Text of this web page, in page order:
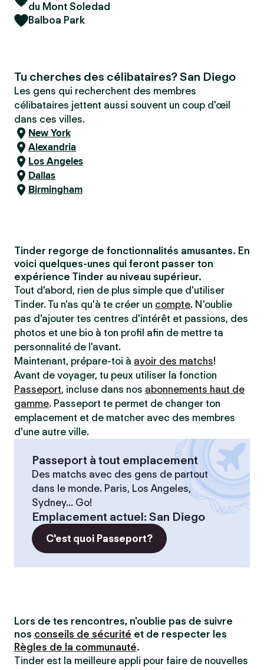
du Mont Soledad
Balboa Park
Tu cherches des célibataires? San Diego
Les gens qui recherchent des membres
célibataires jettent aussi souvent un coup d'œil
dans ces villes.
New York
Alexandria
Los Angeles
Dallas
Birmingham
Tinder regorge de fonctionnalités amusantes. En
voici quelques-unes qui feront passer ton
expérience Tinder au niveau supérieur.
Tout d'abord, rien de plus simple que d'utiliser
Tinder. Tu n'as qu'à te créer un compte. N'oublie
pas d'ajouter tes centres d'intérêt et passions, des
photos et une bio à ton profil afin de mettre ta
personnalité de l'avant.
Maintenant, prépare-toi à avoir des matchs!
Avant de voyager, tu peux utiliser la fonction
Passeport, incluse dans nos abonnements haut de
gamme. Passeport te permet de changer ton
emplacement et de matcher avec des membres
d'une autre ville.
Passeport à tout emplacement
Des matchs avec des gens de partout
dans le monde. Paris, Los Angeles,
Sydney... Go!
Emplacement actuel: San Diego
C'est quoi Passeport?
Lors de tes rencontres, n'oublie pas de suivre
nos conseils de sécurité et de respecter les
Règles de la communauté.
Tinder est la meilleure appli pour faire de nouvelles